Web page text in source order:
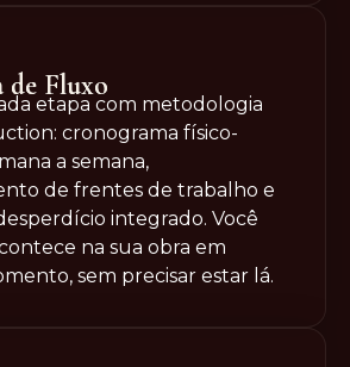
de Fluxo
etapa com metodologia
cronograma físico-
a semana,
de frentes de trabalho e
integrado. Você
na sua obra em
sem precisar estar lá.